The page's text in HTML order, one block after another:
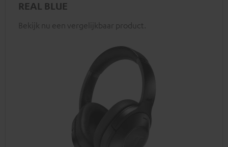
REAL BLUE
Bekijk nu een vergelijkbaar product.